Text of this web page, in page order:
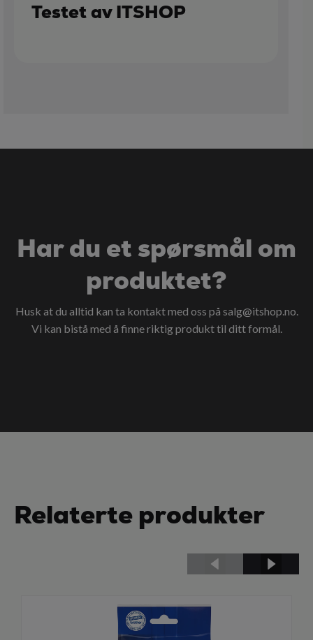
Testet av ITSHOP
Har du et spørsmål om
produktet?
Husk at du alltid kan ta kontakt med oss på salg@itshop.no.
Vi kan bistå med å finne riktig produkt til ditt formål.
Relaterte produkter